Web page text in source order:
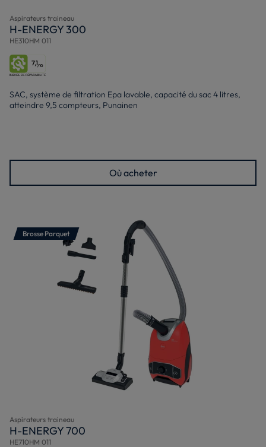
Aspirateurs traineau
H-ENERGY 300
HE310HM 011
7,1/10
SAC, système de filtration Epa lavable, capacité du sac 4 litres,
atteindre 9,5 compteurs, Punainen
Où acheter
Brosse Parquet
Aspirateurs traineau
H-ENERGY 700
HE710HM 011